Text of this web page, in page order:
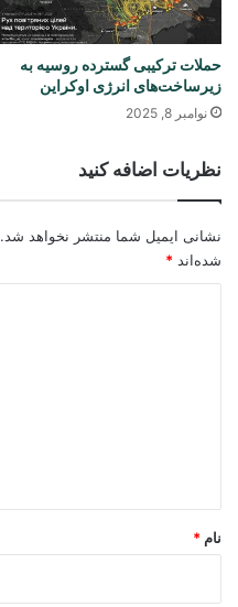
حملات ترکیبی گسترده روسیه به
زیرساخت‌های انرژی اوکراین
نوامبر 8, 2025
نظریات اضافه کنید
نشانی ایمیل شما منتشر نخواهد شد.
شده‌اند *
نام *